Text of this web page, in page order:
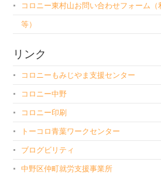
コロニー東村山お問い合わせフォーム
等）
リンク
コロニーもみじやま支援センター
コロニー中野
コロニー印刷
トーコロ青葉ワークセンター
ブログビリティ
中野区仲町就労支援事業所